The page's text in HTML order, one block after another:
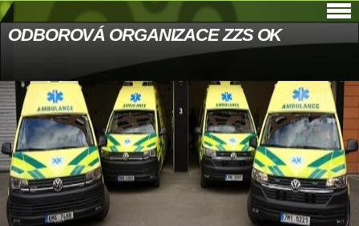
ODBOROVÁ ORGANIZACE ZZS OK